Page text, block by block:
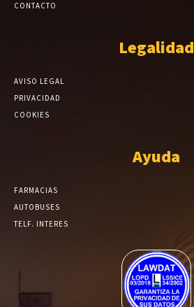
CONTACTO
Legalidad
AVISO LEGAL
PRIVACIDAD
COOKIES
Ayuda
FARMACIAS
AUTOBUSES
TELF. INTERES